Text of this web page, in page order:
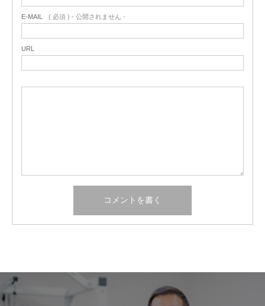
E-MAIL ( 必須 ) - 公開されません -
URL